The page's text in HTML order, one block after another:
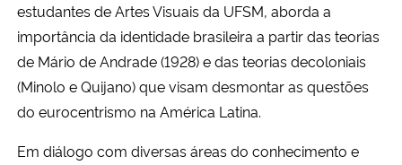
estudantes de Artes Visuais da UFSM, aborda a
importância da identidade brasileira a partir das teorias
de Mário de Andrade (1928) e das teorias decoloniais
(Minolo e Quijano) que visam desmontar as questões
do eurocentrismo na América Latina.
Em diálogo com diversas áreas do conhecimento e